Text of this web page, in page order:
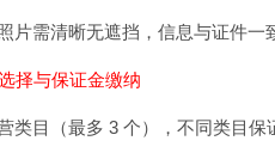
片需清晰无遮挡，信息与证件一
择与保证金缴纳
类目（最多 3 个），不同类目保